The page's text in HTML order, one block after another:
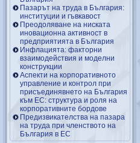
Пазарът на труда в България:
институции и гъвкавост
Преодоляване на ниската
иновационна активност в
предприятията в България
Инфлацията: факторни
взаимодействия и моделни
конструкции
Аспекти на корпоративното
управление и контрол при
присъединявнето на България
към ЕС: структура и роля на
корпоративните бордове
Предизвикателства на пазара
на труда при членството на
България в ЕС